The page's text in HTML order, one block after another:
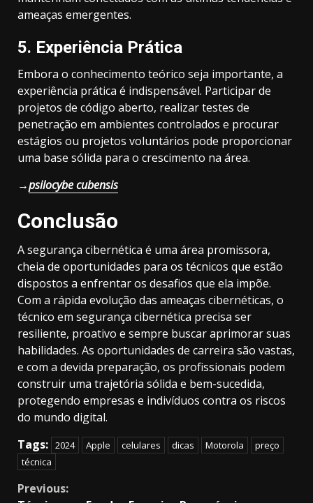
ameaças emergentes.
5. Experiência Prática
Embora o conhecimento teórico seja importante, a
experiência prática é indispensável. Participar de
projetos de código aberto, realizar testes de
penetração em ambientes controlados e procurar
estágios ou projetos voluntários pode proporcionar
uma base sólida para o crescimento na área.
→psilocybe cubensis
Conclusão
A segurança cibernética é uma área promissora,
cheia de oportunidades para os técnicos que estão
dispostos a enfrentar os desafios que ela impõe.
Com a rápida evolução das ameaças cibernéticas, o
técnico em segurança cibernética precisa ser
resiliente, proativo e sempre buscar aprimorar suas
habilidades. As oportunidades de carreira são vastas,
e com a devida preparação, os profissionais podem
construir uma trajetória sólida e bem-sucedida,
protegendo empresas e indivíduos contra os riscos
do mundo digital.
Tags: 2024 Apple celulares dicas Motorola
preço
técnica
Continue
Previous: